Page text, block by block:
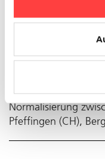
Normalisierung
Pfeffingen (CH),